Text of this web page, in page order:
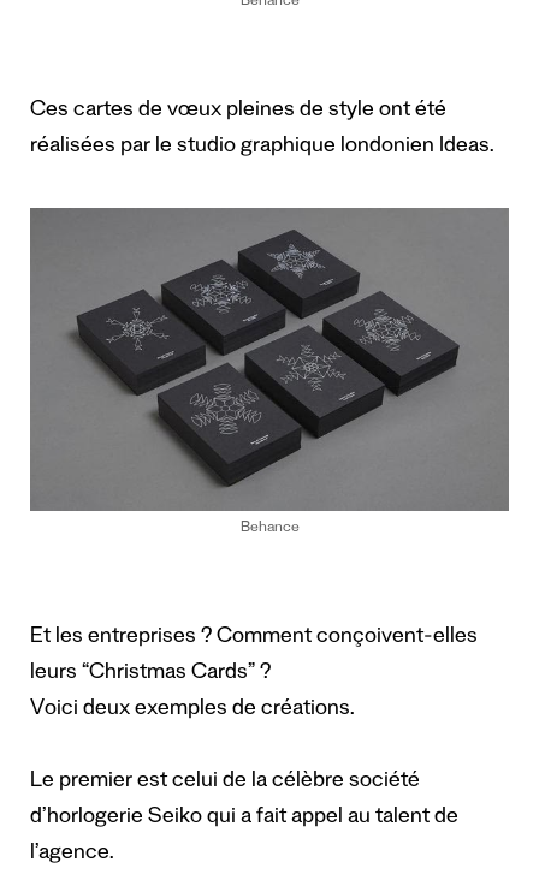
Ces cartes de vœux pleines de style ont été
réalisées par le studio graphique londonien Ideas.
Behance
Et les entreprises ? Comment conçoivent-elles
leurs “Christmas Cards” ?
Voici deux exemples de créations.
Le premier est celui de la célèbre société
d’horlogerie Seiko qui a fait appel au talent de
l’agence.